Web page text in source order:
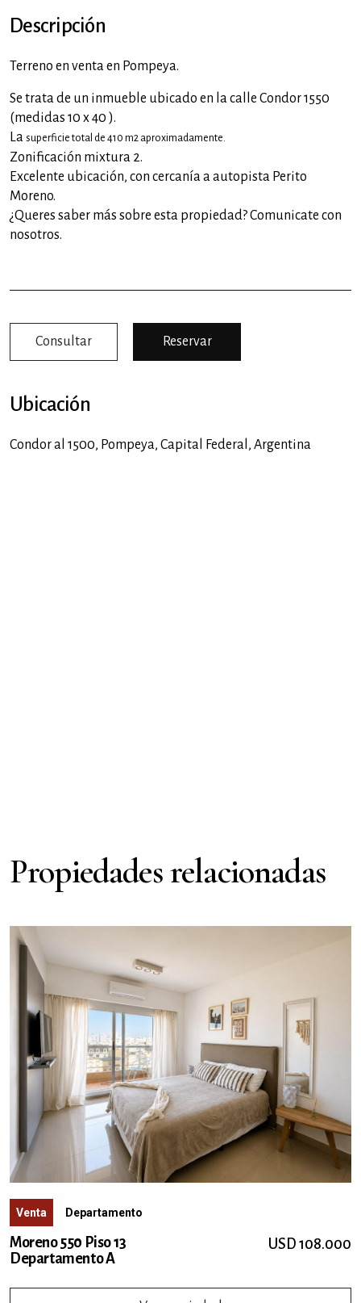
Descripción
Terreno en venta en Pompeya.
Se trata de un inmueble ubicado en la calle Condor 1550
(medidas 10 x 40 ).
La superficie total de 410 m2 aproximadamente.
Zonificación mixtura 2.
Excelente ubicación, con cercanía a autopista Perito
Moreno.
¿Queres saber más sobre esta propiedad? Comunicate con
nosotros.
Consultar Reservar
Ubicación
Condor al 1500, Pompeya, Capital Federal , Argentina
Propiedades relacionadas
Venta Departamento
Moreno 550 Piso 13
Departamento A
USD 108.000